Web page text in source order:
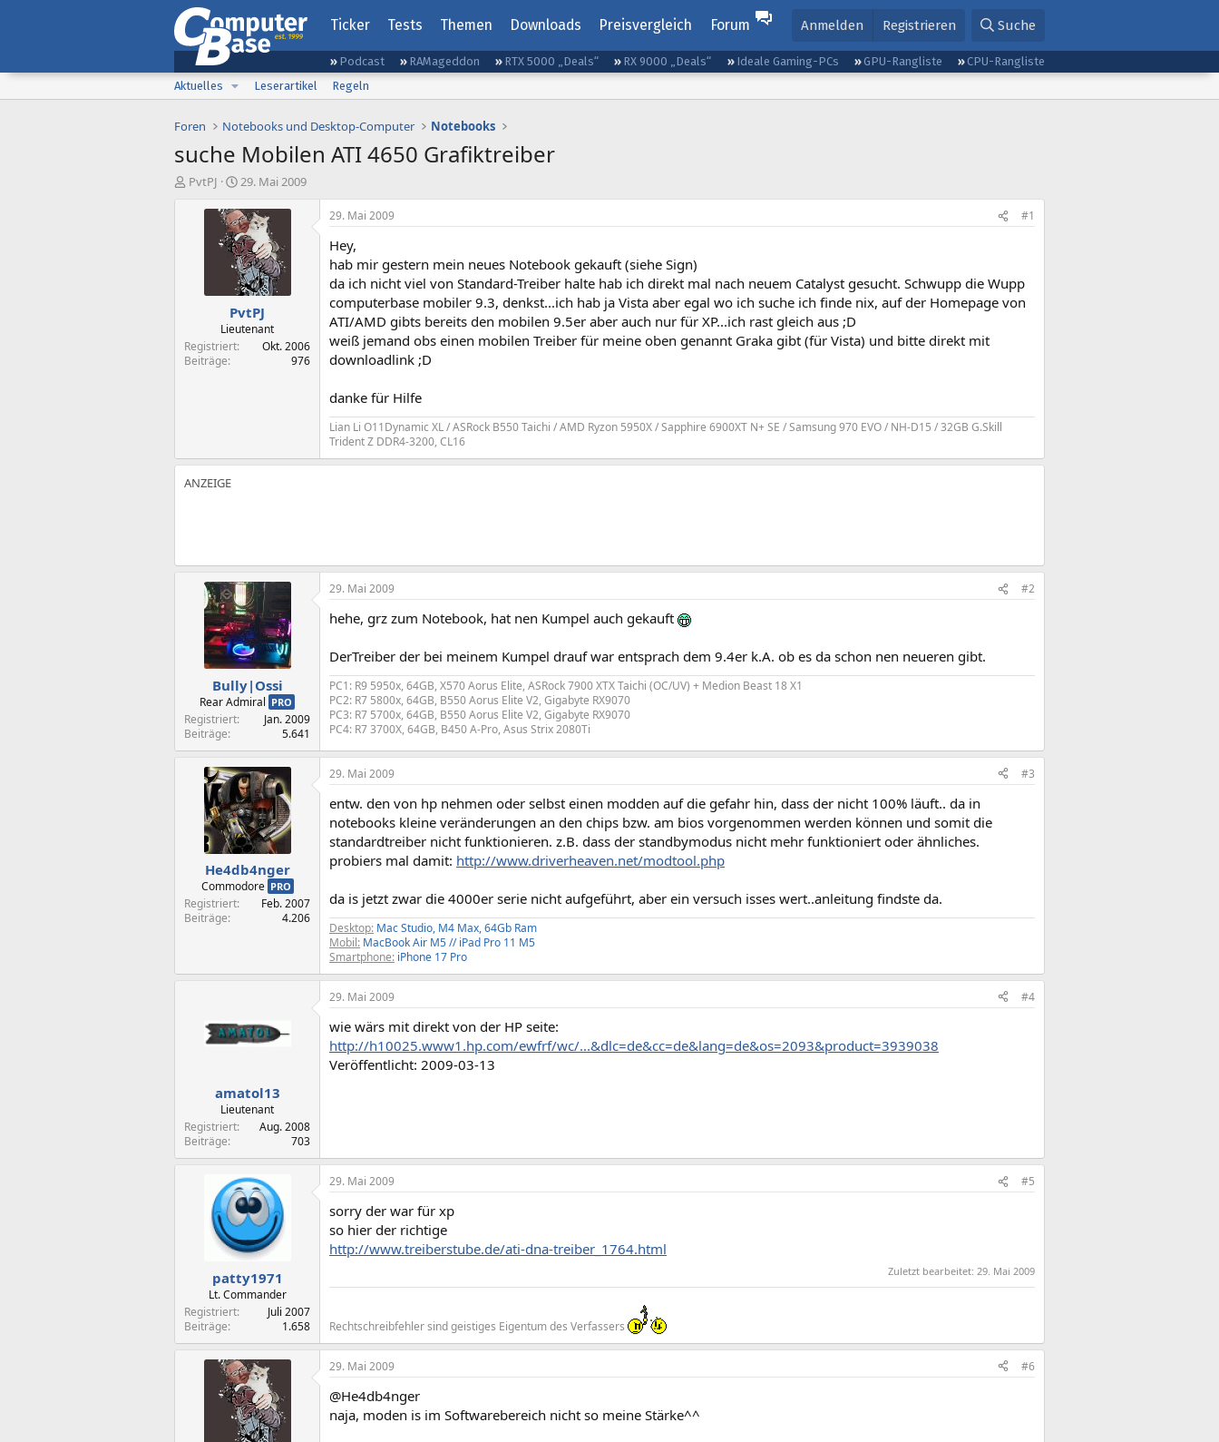
Ticker Tests Themen Downloads Preisvergleich Forum Anmelden Registrieren Suche
Podcast RAMageddon RTX 5000 „Deals“ RX 9000 „Deals“ Ideale Gaming-PCs GPU-Rangliste
CPU-Rangliste
Aktuelles
Leserartikel Regeln
Foren Notebooks und Desktop-Computer Notebooks
suche Mobilen ATI 4650 Grafiktreiber
E
PvtPJ
E
s
t
e
l
l
t
a
m
29. Mai 2009
PvtPJ
Lieutenant
Registriert
Okt. 2006
Beiträge
976
29. Mai 2009 #1
Hey,
hab mir gestern mein neues Notebook gekauft (siehe Sign)
da ich nicht viel von Standard-Treiber halte hab ich direkt mal nach neuem Catalyst gesucht. Schwupp die Wupp
computerbase mobiler 9.3, denkst...ich hab ja Vista aber egal wo ich suche ich finde nix, auf der Homepage von
ATI/AMD gibts bereits den mobilen 9.5er aber auch nur für XP...ich rast gleich aus ;D
weiß jemand obs einen mobilen Treiber für meine oben genannt Graka gibt (für Vista) und bitte direkt mit
downloadlink ;D
danke für Hilfe
Lian Li O11Dynamic XL / ASRock B550 Taichi / AMD Ryzon 5950X / Sapphire 6900XT N+ SE / Samsung 970 EVO / NH-D15 / 32GB G.Skill
Trident Z DDR4-3200, CL16
Bully|Ossi
Rear Admiral PRO
Registriert
Jan. 2009
Beiträge
5.641
29. Mai 2009 #2
hehe, grz zum Notebook, hat nen Kumpel auch gekauft
DerTreiber der bei meinem Kumpel drauf war entsprach dem 9.4er k.A. ob es da schon nen neueren gibt.
PC1: R9 5950x, 64GB, X570 Aorus Elite, ASRock 7900 XTX Taichi (OC/UV) + Medion Beast 18 X1
PC2: R7 5800x, 64GB, B550 Aorus Elite V2, Gigabyte RX9070
PC3: R7 5700x, 64GB, B550 Aorus Elite V2, Gigabyte RX9070
PC4: R7 3700X, 64GB, B450 A-Pro, Asus Strix 2080Ti
He4db4nger
Commodore PRO
Registriert
Feb. 2007
Beiträge
4.206
29. Mai 2009 #3
entw. den von hp nehmen oder selbst einen modden auf die gefahr hin, dass der nicht 100% läuft.. da in
notebooks kleine veränderungen an den chips bzw. am bios vorgenommen werden können und somit die
standardtreiber nicht funktionieren. z.B. dass der standbymodus nicht mehr funktioniert oder ähnliches.
probiers mal damit: http://www.driverheaven.net/modtool.php
da is jetzt zwar die 4000er serie nicht aufgeführt, aber ein versuch isses wert..anleitung findste da.
Desktop: Mac Studio, M4 Max, 64Gb Ram
Mobil: MacBook Air M5 // iPad Pro 11 M5
Smartphone: iPhone 17 Pro
amatol13
Lieutenant
Registriert
Aug. 2008
Beiträge
703
29. Mai 2009 #4
wie wärs mit direkt von der HP seite:
http://h10025.www1.hp.com/ewfrf/wc/...&dlc=de&cc=de&lang=de&os=2093&product=3939038
Veröffentlicht: 2009-03-13
patty1971
Lt. Commander
Registriert
Juli 2007
Beiträge
1.658
29. Mai 2009 #5
sorry der war für xp
so hier der richtige
http://www.treiberstube.de/ati-dna-treiber_1764.html
Zuletzt bearbeitet: 29. Mai 2009
Rechtschreibfehler sind geistiges Eigentum des Verfassers
29. Mai 2009 #6
@He4db4nger
naja, moden is im Softwarebereich nicht so meine Stärke^^